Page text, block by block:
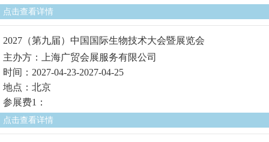
点击查看详情
2027（第九届）中国国际生物技术大会暨展览会
主办方：上海广贸会展服务有限公司
时间：2027-04-23-2027-04-25
地点：北京
参展费1：
点击查看详情